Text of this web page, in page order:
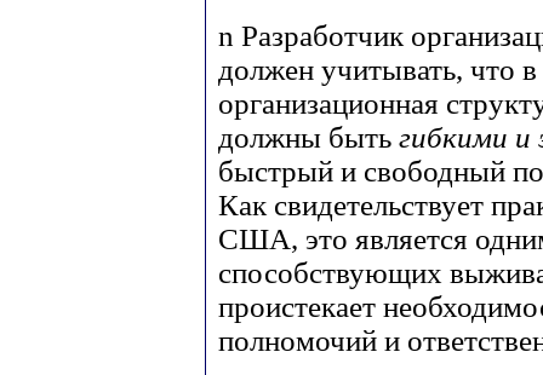
n Разработчик
должен учитывать, что
организационная
должны быть гибкими и
быстрый и свободный
Как свидетельствует
США, это является
способствующих
проистекает
полномочий и